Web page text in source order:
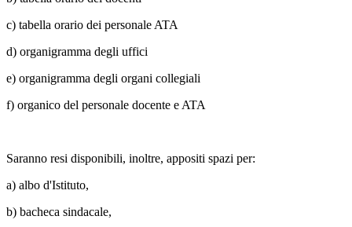
c) tabella orario dei personale ATA
d) organigramma degli uffici
e) organigramma degli organi collegiali
f) organico del personale docente e ATA
Saranno resi disponibili, inoltre, appositi spazi per:
a) albo d'Istituto,
b) bacheca sindacale,